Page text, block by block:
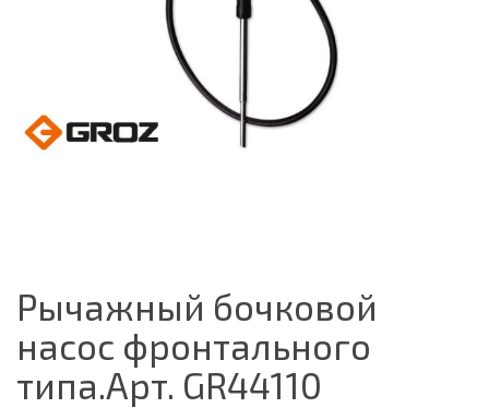
Рычажный бочковой
насос фронтального
типа.Арт. GR44110